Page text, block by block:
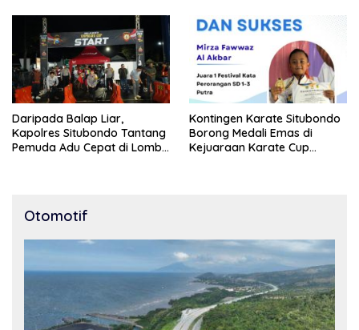
10 Tahun
Daripada Balap Liar,
Kapolres Situbondo Tantang
Pemuda Adu Cepat di Lomba
Kontingen Karate Situbondo
Borong Medali Emas di
Kejuaraan Karate Cup
Otomotif